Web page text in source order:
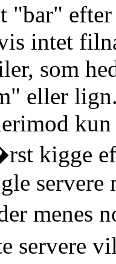
"bar" efter
intet
som
eller
kigge
servere
menes
servere